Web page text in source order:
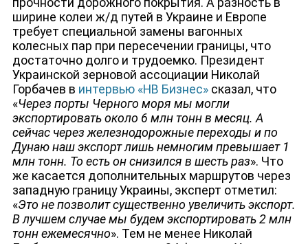
ширине колеи ж/д путей в Украине и Европе
требует специальной замены вагонных
колесных пар при пересечении границы, что
достаточно долго и трудоемко. Президент
Украинской зерновой ассоциации Николай
Горбачев в интервью «НВ Бизнес»сказал, что
«Через порты Черного моря мы могли
экспортировать около 6 млн тонн в месяц. А
сейчас через железнодорожные переходы и по
Дунаю наш экспорт лишь немногим превышает 1
млн тонн. То есть он снизился в шесть раз». Что
же касается дополнительных маршрутов через
западную границу Украины, эксперт отметил:
«Это не позволит существенно увеличить экспорт.
В лучшем случае мы будем экспортировать 2 млн
тонн ежемесячно». Тем не менее Николай